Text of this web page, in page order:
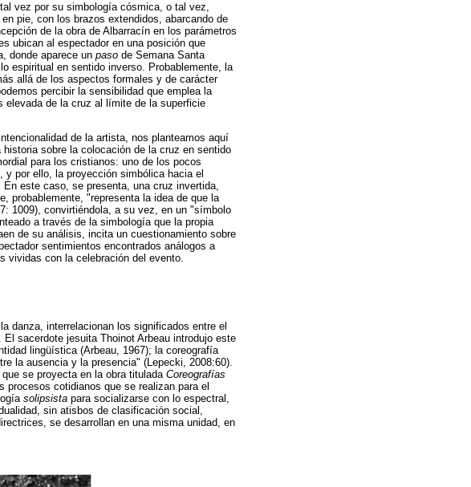
vez por su simbología cósmica, o tal vez,
pie, con los brazos extendidos, abarcando de
de la obra de Albarracín en los parámetros
ubican al espectador en una posición que
donde aparece un paso de Semana Santa
espiritual en sentido inverso. Probablemente, la
allá de los aspectos formales y de carácter
percibir la sensibilidad que emplea la
elevada de la cruz al límite de la superficie
de la artista, nos planteamos aquí
sobre la colocación de la cruz en sentido
para los cristianos: uno de los pocos
por ello, la proyección simbólica hacia el
este caso, se presenta, una cruz invertida,
probablemente, "representa la idea de que la
1009), convirtiéndola, a su vez, en un "símbolo
a través de la simbología que la propia
de su análisis, incita un cuestionamiento sobre
sentimientos encontrados análogos a
vividas con la celebración del evento.
danza, interrelacionan los significados entre el
sacerdote jesuita Thoinot Arbeau introdujo este
lingüística (Arbeau, 1967); la coreografía
la ausencia y la presencia" (Lepecki, 2008:60).
se proyecta en la obra titulada Coreografías
procesos cotidianos que se realizan para el
solipsista para socializarse con lo espectral,
sin atisbos de clasificación social,
se desarrollan en una misma unidad, en